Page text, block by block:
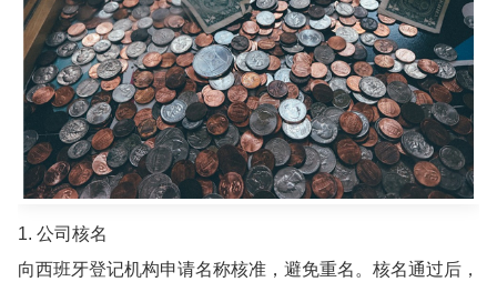
1. 公司核名
向西班牙登记机构申请名称核准，避免重名。核名通过后，